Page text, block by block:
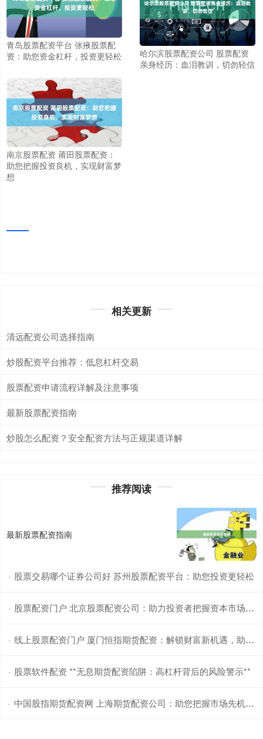
青岛股票配资平台 张掖股票配
资：助您资金杠杆，投资更轻松
哈尔滨股票配资公司 股票配资
亲身经历：血泪教训，切勿轻信
南京股票配资 莆田股票配资：
助您把握投资良机，实现财富梦
想
相关更新
清远配资公司选择指南
炒股配资平台推荐：低息杠杆交易
股票配资申请流程详解及注意事项
最新股票配资指南
炒股怎么配资？安全配资方法与正规渠道详解
推荐阅读
最新股票配资指南
· 股票交易哪个证券公司好 苏州股票配资平台：助您投资更轻松
· 股票配资门户 北京股票配资公司：助力投资者把握资本市场机遇
· 线上股票配资门户 厦门恒指期货配资：解锁财富新机遇，助你投资无忧
· 股票软件配资 **无息期货配资陷阱：高杠杆背后的风险警示**
· 中国股指期货配资网 上海期货配资公司：助您把握市场先机，实现财富梦想